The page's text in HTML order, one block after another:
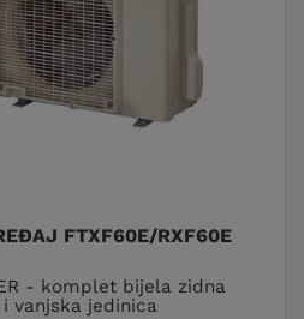
FTXF60E/RXF60E
- komplet bijela zidna
vanjska jedinica